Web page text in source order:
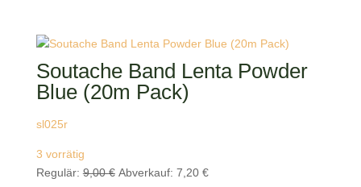
9,00 €
7,20 €.
Soutache Band Lenta Powder
Blue (20m Pack)
sl025r
3 vorrätig
Regulär: 9,00€ Ursprünglicher
Abverkauf: 7,20 €Aktueller